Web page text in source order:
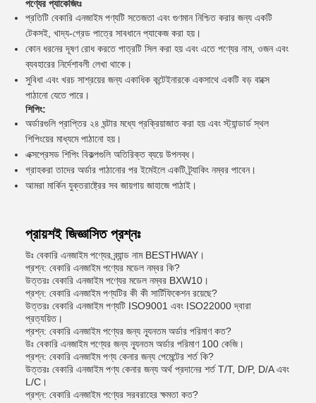
পণ্যের প্যাকেজিংঃ
প্রতিটি বেকারি এনজাইম পণ্যটি সতেজতা এবং গুণমান নিশ্চিত করার জন্য একটি
টেকসই, খাদ্য-গ্রেড পাত্রে সাবধানে প্যাকেজ করা হয়।
কোন ধরনের দূষণ রোধ করতে পাত্রটি সিল করা হয় এবং এতে পণ্যের নাম, ওজন এবং
ব্যবহারের নির্দেশাবলী লেখা থাকে।
সুবিধা এবং খরচ সাশ্রয়ের জন্য একাধিক কন্টেইনারকে একসাথে একটি বড় বাক্সে
পাঠানো যেতে পারে।
শিপিং:
অর্ডারগুলি প্রাপ্তির ২৪ ঘন্টার মধ্যে প্রক্রিয়াজাত করা হয় এবং স্ট্যান্ডার্ড স্থল
শিপিংয়ের মাধ্যমে পাঠানো হয়।
এক্সপ্রেসড শিপিং বিকল্পগুলি অতিরিক্ত ব্যয়ে উপলব্ধ।
গ্রাহকরা তাদের অর্ডার পাঠানোর পর ইমেইলে একটি ট্র্যাকিং নম্বর পাবেন।
আমরা মার্কিন যুক্তরাষ্ট্রের সব জায়গায় জাহাজে পাঠাই।
প্রায়শই জিজ্ঞাসিত প্রশ্নঃ
উঃ বেকারি এনজাইম পণ্যের ব্র্যান্ড নাম BESTHWAY।
প্রশ্ন: বেকারি এনজাইম পণ্যের মডেল নম্বর কি?
উত্তরঃ বেকারি এনজাইম পণ্যের মডেল নম্বর BXW10।
প্রশ্ন: বেকারি এনজাইম পণ্যটির কী কী সার্টিফিকেশন রয়েছে?
উত্তরঃ বেকারি এনজাইম পণ্যটি ISO9001 এবং ISO22000 দ্বারা
প্রত্যয়িত।
প্রশ্ন: বেকারি এনজাইম পণ্যের জন্য ন্যূনতম অর্ডার পরিমাণ কত?
উঃ বেকারি এনজাইম পণ্যের জন্য ন্যূনতম অর্ডার পরিমাণ 100 কেজি।
প্রশ্ন: বেকারি এনজাইম পণ্য কেনার জন্য পেমেন্টের শর্ত কি?
উত্তরঃ বেকারি এনজাইম পণ্য কেনার জন্য অর্থ প্রদানের শর্ত T/T, D/P, D/A এবং
L/C।
প্রশ্ন: বেকারি এনজাইম পণ্যের সরবরাহের ক্ষমতা কত?